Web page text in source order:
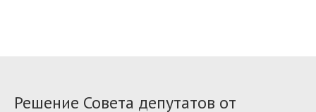
Решение Совета депутатов от